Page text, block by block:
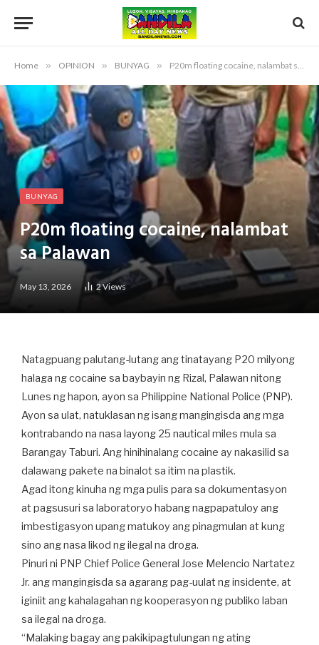
Home » OPINION » BUNYAG » P20m floating cocaine, nalambat sa Palawan
BUNYAG
P20m floating cocaine, nalambat
sa Palawan
May 13, 2026 2Views
Natagpuang palutang-lutang ang tinatayang P20 milyong
halaga ng cocaine sa baybayin ng Rizal, Palawan nitong
Lunes ng hapon, ayon sa Philippine National Police (PNP).
Ayon sa ulat, natuklasan ng isang mangingisda ang mga
kontrabando na nasa layong 25 nautical miles mula sa
Barangay Taburi. Ang hinihinalang cocaine ay nakasilid sa
dalawang pakete na binalot sa itim na plastik.
Agad itong kinuha ng mga pulis para sa dokumentasyon
at pagsusuri sa laboratoryo habang nagpapatuloy ang
imbestigasyon upang matukoy ang pinagmulan at kung
sino ang nasa likod ng ilegal na droga.
Pinuri ni PNP Chief Police General Jose Melencio Nartatez
Jr. ang mangingisda sa agarang pag-uulat ng insidente, at
iginiit ang kahalagahan ng kooperasyon ng publiko laban
sa ilegal na droga.
“Malaking bagay ang pakikipagtulungan ng ating